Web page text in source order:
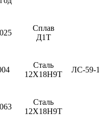
Сплав
Д1Т
ЛС-59-1
Сталь
12Х18Н9Т
Сталь
12Х18Н9Т